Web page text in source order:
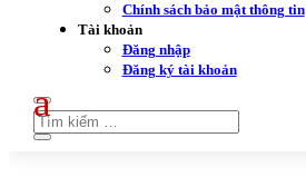
Chính sách bảo mật thông tin
Tài khoản
Đăng nhập
Đăng ký tài khoản